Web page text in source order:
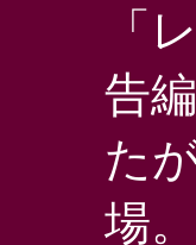
「
告
た
場